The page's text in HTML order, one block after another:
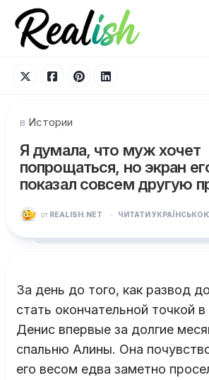
Перейти
содержанию
в Истории
Я думала, что муж хочет
попрощаться, но экран
показал совсем другую
от REALISH.NET · ЧИТАТИ
За день до того, как развод
стать окончательной точкой в
Денис впервые за долгие
спальню Алины. Она
его весом едва заметно